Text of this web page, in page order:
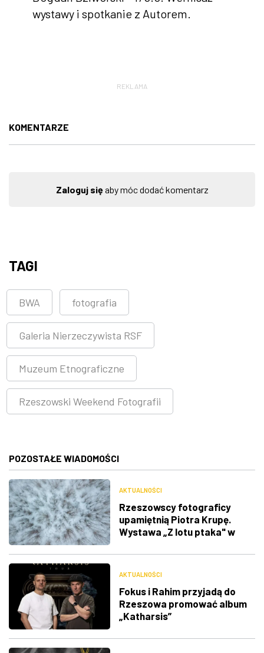
wystawy i spotkanie z Autorem.
REKLAMA
KOMENTARZE
Zaloguj sięaby móc dodać komentarz
TAGI
BWA fotografia
Galeria Nierzeczywista RSF
Muzeum Etnograficzne
Rzeszowski Weekend Fotografii
POZOSTAŁE WIADOMOŚCI
AKTUALNOŚCI
Rzeszowscy fotograficy
upamiętnią Piotra Krupę.
Wystawa „Z lotu ptaka" w
AKTUALNOŚCI
Fokus i Rahim przyjadą do
Rzeszowa promować album
„Katharsis”